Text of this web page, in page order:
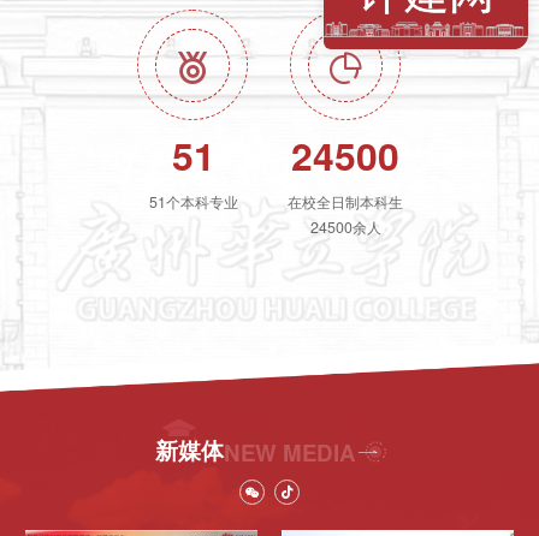
51
51个本科专业
24500
在校全日制本科生
24500余人
新媒体NEW MEDIA